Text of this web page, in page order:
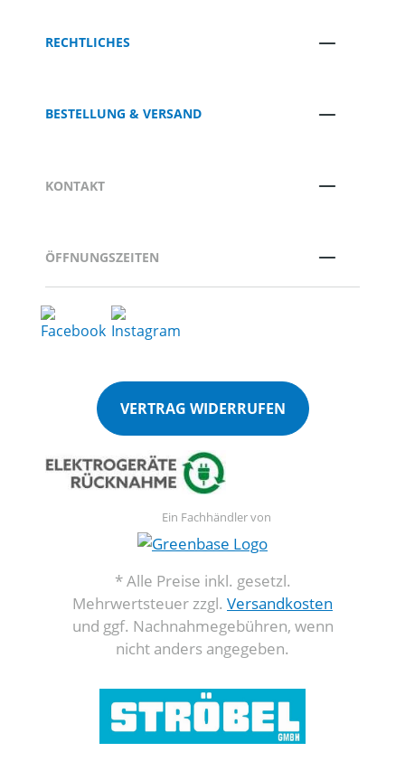
RECHTLICHES
BESTELLUNG & VERSAND
KONTAKT
ÖFFNUNGSZEITEN
VERTRAG WIDERRUFEN
Ein Fachhändler von
* Alle Preise inkl. gesetzl.
Mehrwertsteuer zzgl. Versandkosten
und ggf. Nachnahmegebühren, wenn
nicht anders angegeben.